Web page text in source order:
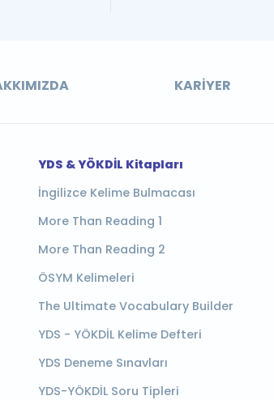
KARIYER
YDS & YÖKDİL Kitapları
İngilizce Kelime Bulmacası
More Than Reading 1
More Than Reading 2
ÖSYM Kelimeleri
The Ultimate Vocabulary Builder
YDS - YÖKDİL Kelime Defteri
YDS Deneme Sınavları
YDS-YÖKDİL Soru Tipleri